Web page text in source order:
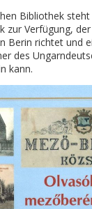
Bibliothek
zur Verfügung,
Berin richtet und
des
kann.